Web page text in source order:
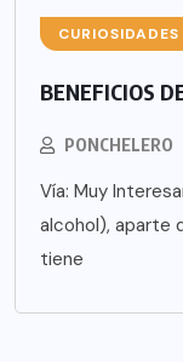
CURIOSIDADES
BENEFICIOS
PONCHELERO
Vía: Muy
alcohol), aparte
tiene